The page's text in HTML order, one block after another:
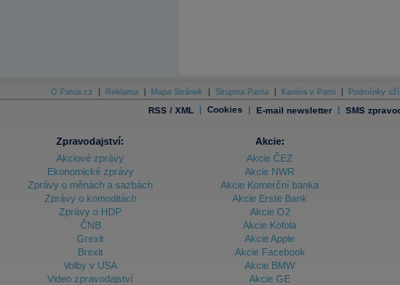
O Patria.cz Reklama Mapa Stránek Skupina Patria Kariéra v Patrii Podmínky
RSS / XML | Cookies | E-mail newsletter | SMS
Zpravodajství:
Akciové zprávy
Ekonomické zprávy
Zprávy o měnách a sazbách
Zprávy o komoditách
Zprávy o HDP
ČNB
Grexit
Brexit
Volby v USA
Video zpravodajství
Akcie:
Akcie ČEZ
Akcie NWR
Akcie Komerční banka
Akcie Erste Bank
Akcie O2
Akcie Kofola
Akcie Apple
Akcie Facebook
Akcie BMW
Akcie GE